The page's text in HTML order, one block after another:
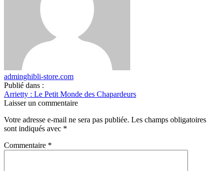
adminghibli-store.com
Publié dans :
Arrietty : Le Petit Monde des Chapardeurs
Laisser un commentaire
Votre adresse e-mail ne sera pas publiée. Les champs obligatoires
sont indiqués avec *
Commentaire *